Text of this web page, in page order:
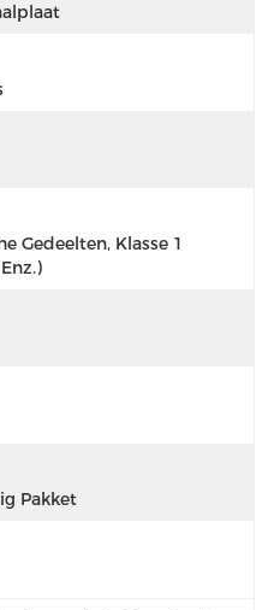
Gedeelten, Klasse 1
Pakket